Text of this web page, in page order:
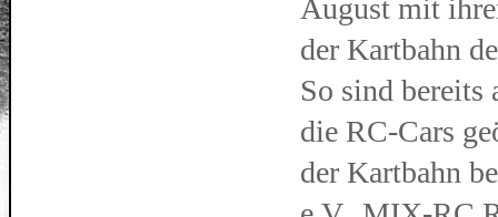
August mit
der Kartbahn
So sind bereits
die RC-Cars
der Kartbahn